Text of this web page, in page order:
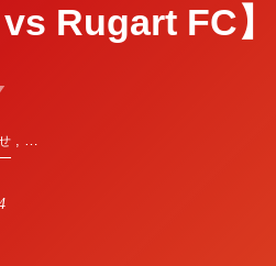
Rugart FC】
, …